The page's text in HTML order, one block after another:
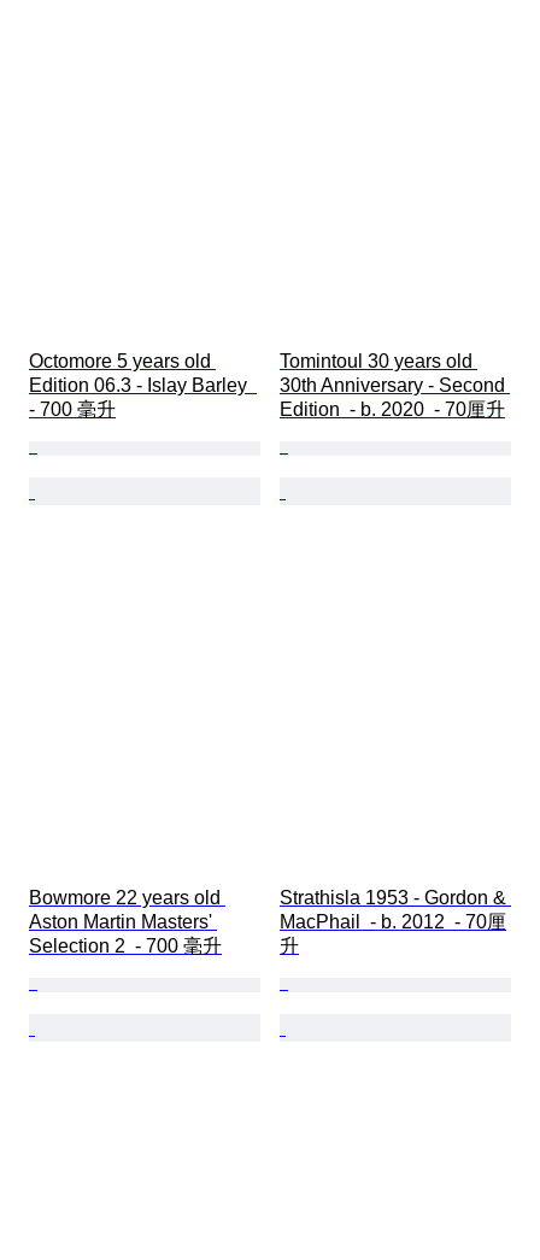
Octomore 5 years old
Edition 06.3 - Islay Barley
- 700 毫升
Tomintoul 30 years old
30th Anniversary - Second
Edition  - b. 2020  - 70厘升
Bowmore 22 years old
Aston Martin Masters'
Selection 2  - 700 毫升
Strathisla 1953 - Gordon &
MacPhail  - b. 2012  - 70厘
升